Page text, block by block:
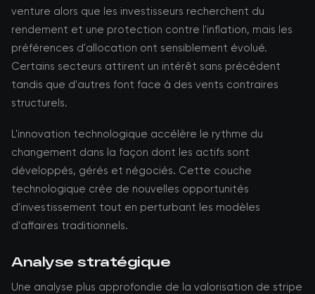
venture alors que les investisseurs recherchent du
rendement et une protection contre l'inflation, mais les
préférences d'allocation ont sensiblement évolué.
Certains secteurs attirent un intérêt sans précédent
tandis que d'autres font face à des vents contraires
structurels.
L'innovation technologique accélère le rythme du
changement dans la façon dont les actifs sont
développés, gérés et négociés. Cette couche
technologique crée de nouvelles opportunités
d'investissement tout en perturbant les modèles
d'affaires traditionnels.
Analyse stratégique
Une analyse plus approfondie de la valorisation de stripe